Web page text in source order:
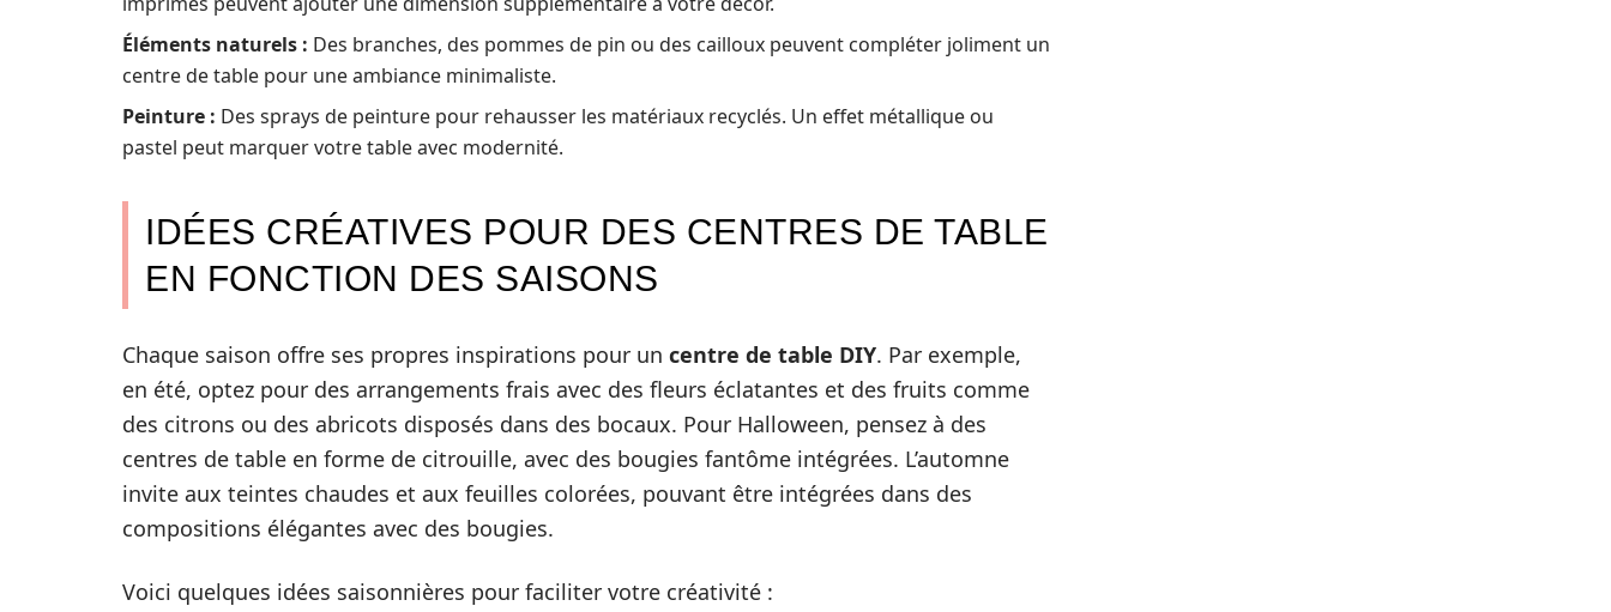
Éléments naturels : Des branches, des pommes de pin ou des cailloux peuvent compléter joliment un
centre de table pour une ambiance minimaliste.
Peinture : Des sprays de peinture pour rehausser les matériaux recyclés. Un effet métallique ou
pastel peut marquer votre table avec modernité.
IDÉES CRÉATIVES POUR DES CENTRES DE TABLE
EN FONCTION DES SAISONS
Chaque saison offre ses propres inspirations pour un centre de table DIY. Par exemple,
en été, optez pour des arrangements frais avec des fleurs éclatantes et des fruits comme
des citrons ou des abricots disposés dans des bocaux. Pour Halloween, pensez à des
centres de table en forme de citrouille, avec des bougies fantôme intégrées. L’automne
invite aux teintes chaudes et aux feuilles colorées, pouvant être intégrées dans des
compositions élégantes avec des bougies.
Voici quelques idées saisonnières pour faciliter votre créativité :